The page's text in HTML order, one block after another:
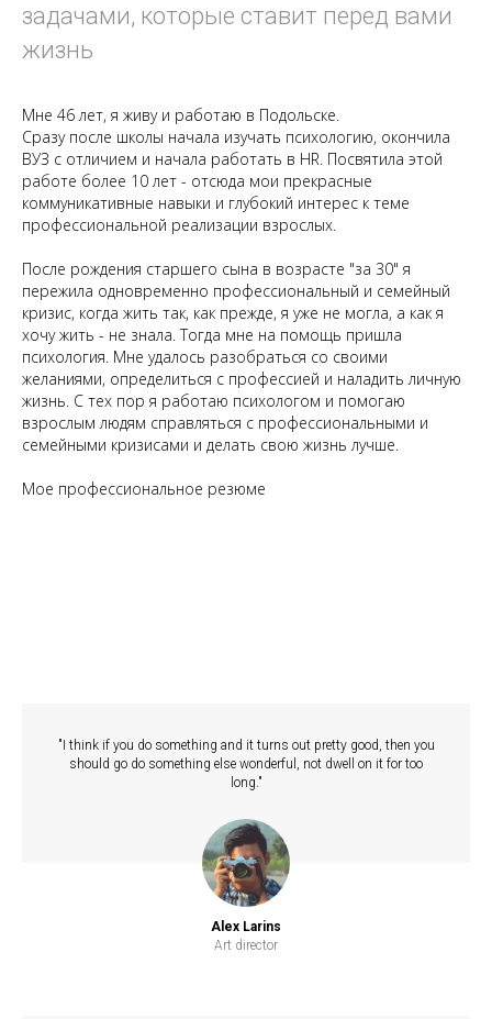
задачами, которые ставит перед вами
жизнь
Мне 46 лет, я живу и работаю в Подольске.
Сразу после школы начала изучать психологию, окончила
ВУЗ с отличием и начала работать в HR. Посвятила этой
работе более 10 лет - отсюда мои прекрасные
коммуникативные навыки и глубокий интерес к теме
профессиональной реализации взрослых.
После рождения старшего сына в возрасте "за 30" я
пережила одновременно профессиональный и семейный
кризис, когда жить так, как прежде, я уже не могла, а как я
хочу жить - не знала. Тогда мне на помощь пришла
психология. Мне удалось разобраться со своими
желаниями, определиться с профессией и наладить личную
жизнь. С тех пор я работаю психологом и помогаю
взрослым людям справляться с профессиональными и
семейными кризисами и делать свою жизнь лучше.
Мое профессиональное резюме
"I think if you do something and it turns out pretty good, then you
should go do something else wonderful, not dwell on it for too
long."
Alex Larins
Art director